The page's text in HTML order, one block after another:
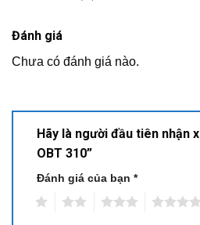
Đánh giá
Chưa có đánh giá nào.
Hãy là người đầu tiên nhận
OBT 310”
Đánh giá của bạn *